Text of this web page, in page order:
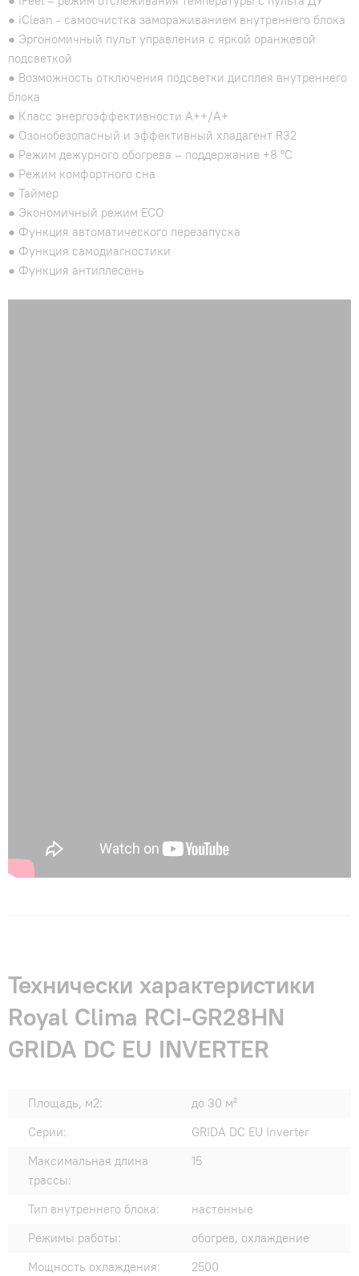
● iClean - cамоочистка замораживанием внутреннего блока
● Эргономичный пульт управления с яркой оранжевой
подсветкой
● Возможность отключения подсветки дисплея внутреннего
блока
● Класс энергоэффективности A++/A+
● Озонобезопасный и эффективный хладагент R32
● Режим дежурного обогрева – поддержание +8 °C
● Режим комфортного сна
● Таймер
● Экономичный режим ECO
● Функция автоматического перезапуска
● Функция самодиагностики
● Функция антиплесень
Технически характеристики
Royal Clima RCI-GR28HN
GRIDA DC EU INVERTER
Площадь, м2:
до 30 м²
Серии:
GRIDA DC EU Inverter
Максимальная длина
трассы:
15
Тип внутреннего блока:
настенные
Режимы работы:
обогрев, охлаждение
Мощность охлаждения:
2500